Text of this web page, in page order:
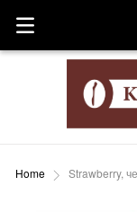
Home Strawberry,